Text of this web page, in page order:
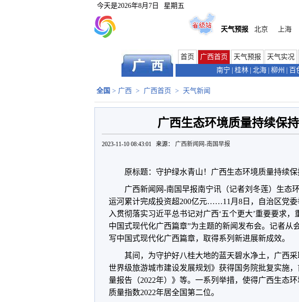
今天是2026年8月7日 星期五
天气预报
北京 上海
首页 广西首页 天气预报 天气实况
南宁
桂林 北海 柳州 百
全国 > 广西 > 广西首页 > 天气新闻
广西生态环境质量持续保
2023-11-10 08:43:01 来源： 广西新闻网-南国早报
原标题：守护绿水青山！广西生态环境质量持续保
广西新闻网-南国早报南宁讯（记者刘冬莲）生态
运河累计完成投资超200亿元……11月8日，自治区党委
入贯彻落实习近平总书记对广西‘五个更大’重要要求
中国式现代化广西篇章”为主题的新闻发布会。记者从
写中国式现代化广西篇章，取得系列新进展新成效。
其间，为守护好八桂大地的蓝天碧水净土，广西
世界级旅游城市建设发展规划》获得国务院批复实施
量报告（2022年）》等。一系列举措，使得广西生态
质量指数2022年居全国第二位。